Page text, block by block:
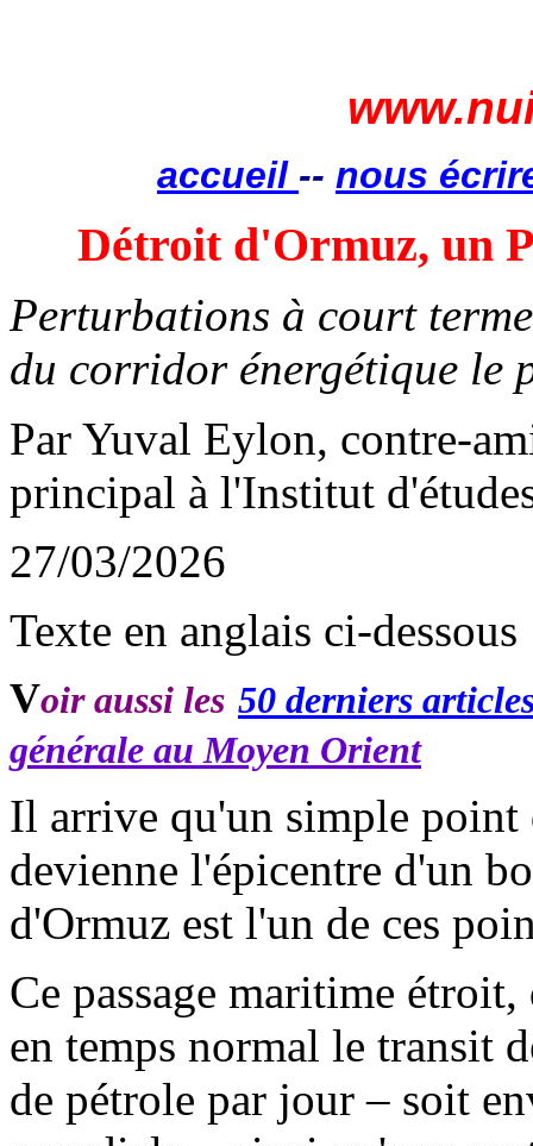
accueil -- nous
Détroit d'Ormuz, un
Perturbations à court
du corridor énergétique le
Par Yuval Eylon, contre-
principal à l'Institut
27/03/2026
Texte en anglais ci-dessous
Voir aussi les 50 derniers
générale au Moyen Orient
Il arrive qu'un simple point
devienne l'épicentre d'un
d'Ormuz est l'un de ces
Ce passage maritime
en temps normal le transit
de pétrole par jour – soit